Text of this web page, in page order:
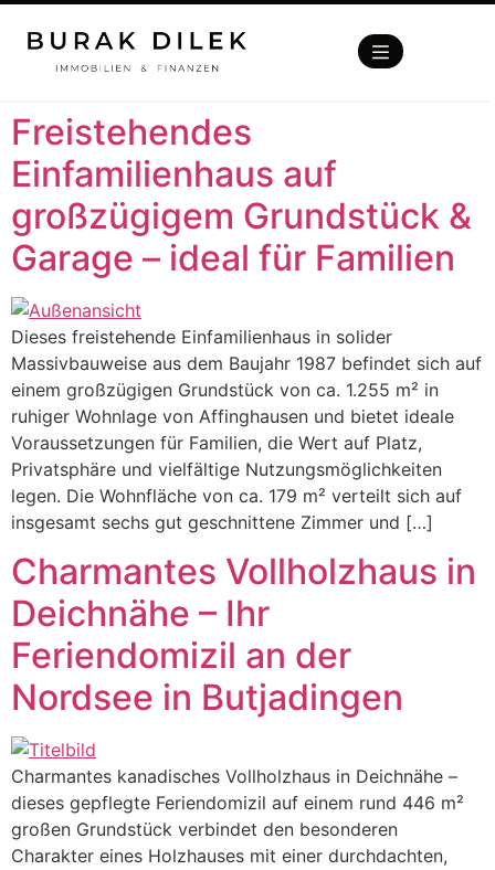
Freistehendes
Einfamilienhaus auf
großzügigem Grundstück &
Garage – ideal für Familien
Dieses freistehende Einfamilienhaus in solider
Massivbauweise aus dem Baujahr 1987 befindet sich auf
einem großzügigen Grundstück von ca. 1.255 m² in
ruhiger Wohnlage von Affinghausen und bietet ideale
Voraussetzungen für Familien, die Wert auf Platz,
Privatsphäre und vielfältige Nutzungsmöglichkeiten
legen. Die Wohnfläche von ca. 179 m² verteilt sich auf
insgesamt sechs gut geschnittene Zimmer und […]
Charmantes Vollholzhaus in
Deichnähe – Ihr
Feriendomizil an der
Nordsee in Butjadingen
Charmantes kanadisches Vollholzhaus in Deichnähe –
dieses gepflegte Feriendomizil auf einem rund 446 m²
großen Grundstück verbindet den besonderen
Charakter eines Holzhauses mit einer durchdachten,